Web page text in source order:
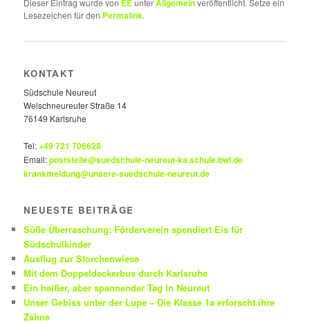
EE Allgemein
Lesezeichen für den Permalink.
KONTAKT
Südschule Neureut
Welschneureuter Straße 14
76149 Karlsruhe
Tel:+49 721 706628
Email:poststelle@suedschule-neureut-ka.schule.bwl.de
krankmeldung@unsere-suedschule-neureut.de
NEUESTE BEITRÄGE
Süße Überraschung: Förderverein spendiert Eis für
Südschulkinder
Ausflug zur Storchenwiese
Mit dem Doppeldeckerbus durch Karlsruhe
Ein heißer, aber spannender Tag in Neureut
Unser Gebiss unter der Lupe – Die Klasse 1a erforscht ihre
Zähne